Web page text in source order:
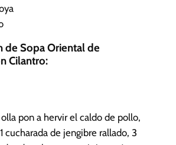
de Sopa Oriental de
Cilantro:
olla pon a hervir el caldo de pollo,
cucharada de jengibre rallado, 3